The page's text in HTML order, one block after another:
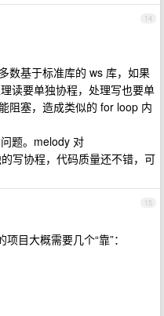
14
数基于标准库的 ws 库，如果
读要单独协程，处理写也要单
阻塞，造成类似的 for loop 内
题。melody 对
写协程，代码质量还不错，可
15
目大概需要几个“靠”：